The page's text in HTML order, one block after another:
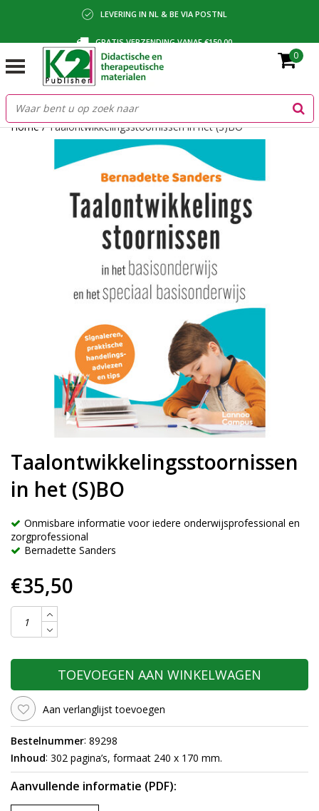
LEVERING IN NL & BE VIA POSTNL
GRATIS VERZENDING VANAF €150,00
BETALING VIA IDEAL, BANCONTACT OF FACTUUR
0
Home/Taalontwikkelingsstoornissen in het (S)BO
Taalontwikkelingsstoornissen
in het (S)BO
Onmisbare informatie voor iedere onderwijsprofessional en
zorgprofessional
Bernadette Sanders
€35,50
TOEVOEGEN AAN WINKELWAGEN
Aan verlanglijst toevoegen
Bestelnummer: 89298
Inhoud: 302 pagina’s, formaat 240 x 170 mm.
Aanvullende informatie (PDF):